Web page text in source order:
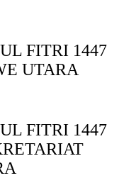
FITRI 1447
UTARA
FITRI 1447